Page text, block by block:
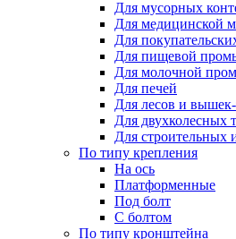
Для мусорных
Для медицинской
Для
Для пищевой
Для молочной
Для печей
Для лесов и
Для двухколесных
Для строительных
По типу крепления
На ось
Платформенные
Под болт
С болтом
По типу кронштейна